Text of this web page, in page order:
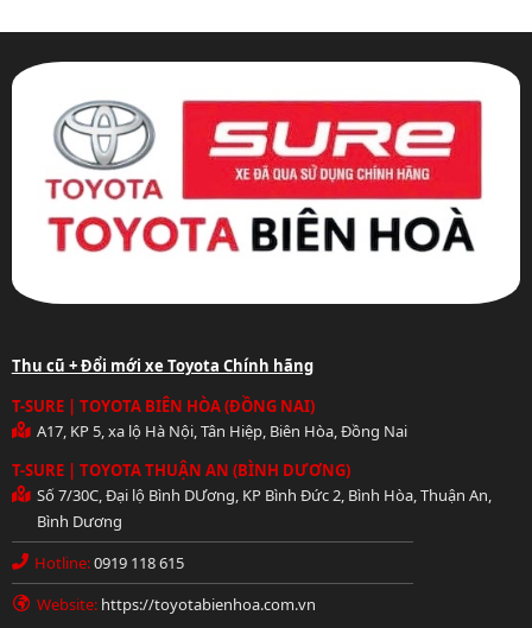
Thu cũ + Đổi mới xe Toyota Chính hãng
T-SURE | TOYOTA BIÊN HÒA (ĐỒNG NAI)
A17, KP 5, xa lộ Hà Nội, Tân Hiệp, Biên Hòa, Đồng Nai
T-SURE | TOYOTA THUẬN AN (BÌNH DƯƠNG)
Số 7/30C, Đại lộ Bình DƯơng, KP Bình Đức 2, Bình Hòa, Thuận An,
Bình Dương
Hotline:0919 118 615
Website: https://toyotabienhoa.com.vn